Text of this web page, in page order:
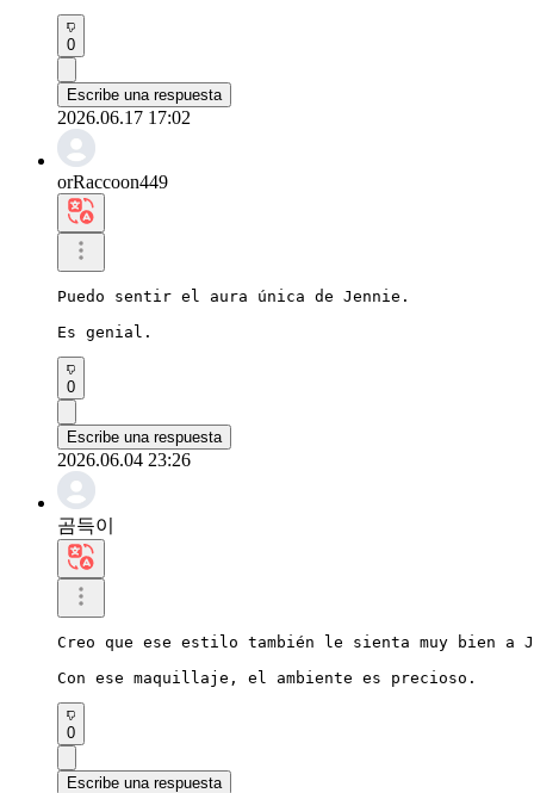
0
Escribe una respuesta
2026.06.17 17:02
orRaccoon449
Puedo sentir el aura única de Jennie.
Es genial.
0
Escribe una respuesta
2026.06.04 23:26
곰득이
Creo que ese estilo también le sienta muy bien a
Con ese maquillaje, el ambiente es precioso.
0
Escribe una respuesta